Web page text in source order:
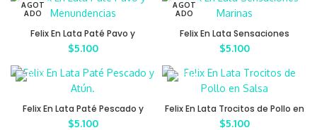
AGOT
ADO
Felix En Lata Paté Pavo y
Menundencias
$5.100
AGOT
ADO
Felix En Lata Sensaciones
Marinas
$5.100
Felix En Lata Paté Pescado y
Atún.
$5.100
Felix En Lata Trocitos de Pollo en
Salsa
$5.100